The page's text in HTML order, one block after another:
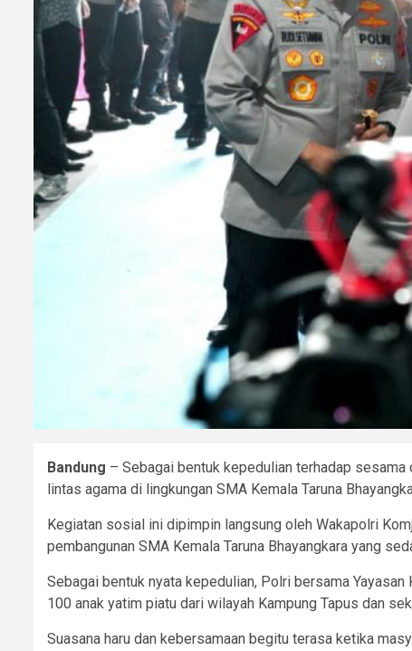
Bandung – Sebagai bentuk kepedulian terhadap
lintas agama di lingkungan SMA Kemala Taruna
Kegiatan sosial ini dipimpin langsung oleh Wakapolri
pembangunan SMA Kemala Taruna Bhayangkara yang
Sebagai bentuk nyata kepedulian, Polri bersama
100 anak yatim piatu dari wilayah Kampung Tapus dan
Suasana haru dan kebersamaan begitu terasa ketika